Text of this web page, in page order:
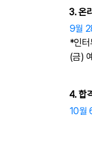
3. 온
​9월
​*인터
(금)
4. 합
10월